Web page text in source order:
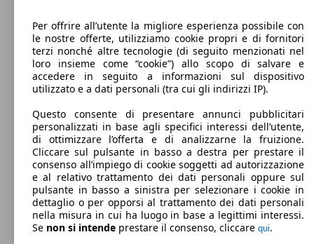
Benzina
Carburante
109 g/km
Emissioni di CO2 (combinato)*
Per offrire all’utente la migliore esperienza possibile con
le nostre offerte, utilizziamo cookie propri e di fornitori
terzi nonché altre tecnologie (di seguito menzionati nel
loro insieme come “cookie”) allo scopo di salvare e
accedere in seguito a informazioni sul dispositivo
utilizzato e a dati personali (tra cui gli indirizzi IP).
Questo consente di presentare annunci pubblicitari
personalizzati in base agli specifici interessi dell’utente,
di ottimizzare l’offerta e di analizzarne la fruizione.
Cliccare sul pulsante in basso a destra per prestare il
consenso all’impiego di cookie soggetti ad autorizzazione
e al relativo trattamento dei dati personali oppure sul
pulsante in basso a sinistra per selezionare i cookie in
dettaglio o per opporsi al trattamento dei dati personali
nella misura in cui ha luogo in base a legittimi interessi.
Se non si intende prestare il consenso, cliccare qui.